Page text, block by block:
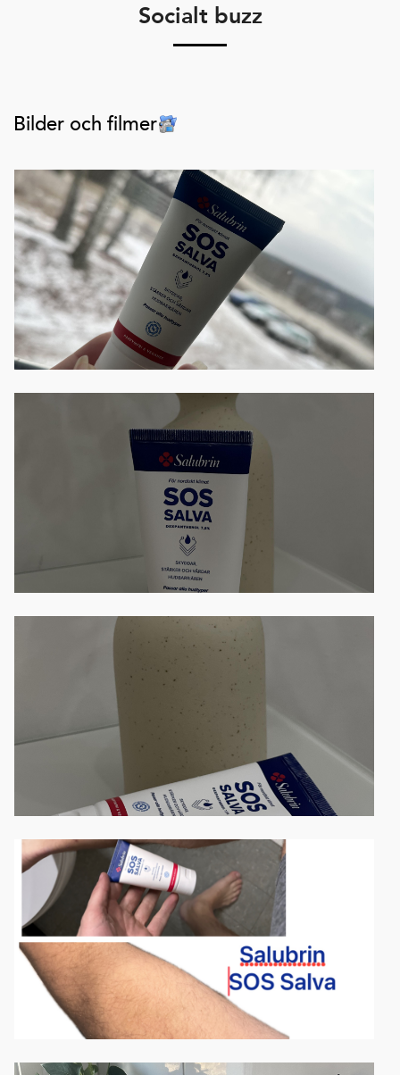
Socialt buzz
Bilder och filmer